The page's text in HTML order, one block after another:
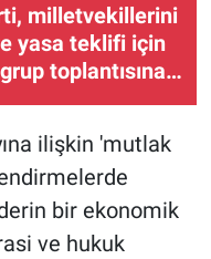
milletvekillerini
yasa teklifi için
toplantısına
ilişkin 'mutlak
bir ekonomik
ve hukuk